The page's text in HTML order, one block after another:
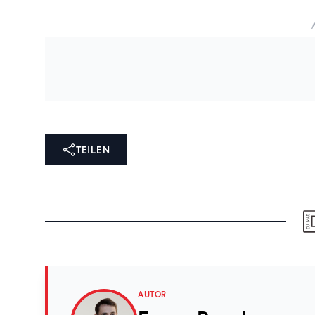
TEILEN
AUTOR